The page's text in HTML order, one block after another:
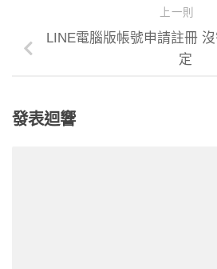
上一則
LINE電腦版帳號申請註冊
定
發表迴響